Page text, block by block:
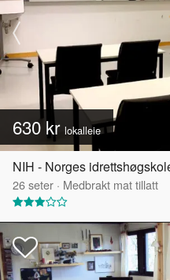
630 kr lokalleie
NIH - Norges
26seter · Medbrakt mat tillatt